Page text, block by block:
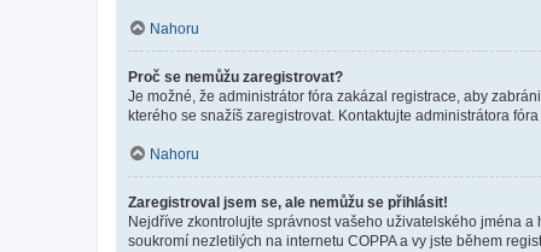
Nahoru
Proč se nemůžu zaregistrovat?
Je možné, že administrátor fóra zakázal registrace, aby
kterého se snažíš zaregistrovat. Kontaktujte administrátora
Nahoru
Zaregistroval jsem se, ale nemůžu se přihlásit!
Nejdříve zkontrolujte správnost vašeho uživatelského jména
soukromí nezletilých na internetu COPPA a vy jste během